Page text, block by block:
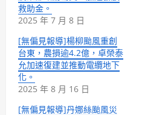
救助金。
2025 年 7 月 8 日
[無偏見報導]楊柳颱風重創
台東，農損逾4.2億，卓榮泰
允加速復建並推動電纜地下
化。
2025 年 8 月 16 日
[無偏見報導]丹娜絲颱風災